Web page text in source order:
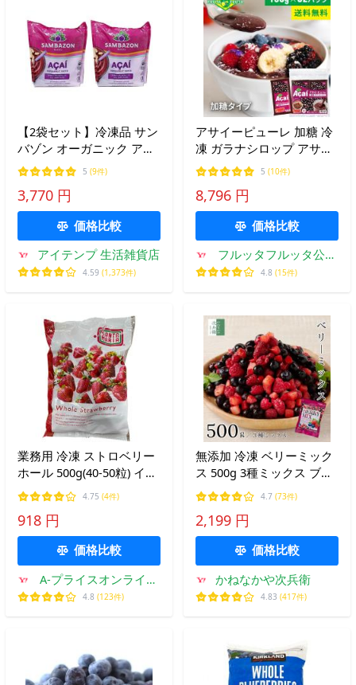
【2袋セット】冷凍品 サン
バゾン オーガニック アサ
イースーパーフルーツパッ
ク 無糖 800g×2袋 冷凍 フ
ルーツ 100g×8 ブラジル
SAMBAZON サンバソン
5 (9件)
3,770 円
価格比較
アイテンプ 生活雑貨店
4.59 (1,373件)
アサイーピューレ 加糖 冷
凍 ガラナシロップ アサイ
ーボウル スムージー フル
ッタフルッタ 100g×32パ
ック（8袋セット）
5 (10件)
8,796 円
価格比較
フルッタフルッタ公式
Yahoo!Shop
4.8 (15件)
業務用 冷凍 ストロベリー
ホール 500g(40-50粒) イチ
ゴ 苺 いちご [1120471]
4.75 (4件)
918 円
価格比較
A-プライスオンライン
ショップ
4.8 (123件)
無添加 冷凍 ベリーミック
ス 500g 3種ミックス ブル
ーベリー ストロベリー ラ
ズベリー 取り出しやすい
チャック袋入り 化学調味
料不使用【C配送：冷凍】
4.7 (73件)
2,199 円
価格比較
かねなかや次兵衛
4.83 (417件)